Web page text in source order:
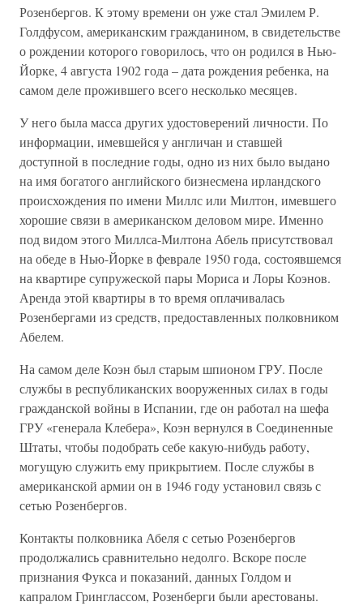
Розенбергов. К этому времени он уже стал Эмилем Р.
Голдфусом, американским гражданином, в свидетельстве
о рождении которого говорилось, что он родился в Нью-
Йорке, 4 августа 1902 года – дата рождения ребенка, на
самом деле прожившего всего несколько месяцев.
У него была масса других удостоверений личности. По
информации, имевшейся у англичан и ставшей
доступной в последние годы, одно из них было выдано
на имя богатого английского бизнесмена ирландского
происхождения по имени Миллс или Милтон, имевшего
хорошие связи в американском деловом мире. Именно
под видом этого Миллса-Милтона Абель присутствовал
на обеде в Нью-Йорке в феврале 1950 года, состоявшемся
на квартире супружеской пары Мориса и Лоры Коэнов.
Аренда этой квартиры в то время оплачивалась
Розенбергами из средств, предоставленных полковником
Абелем.
На самом деле Коэн был старым шпионом ГРУ. После
службы в республиканских вооруженных силах в годы
гражданской войны в Испании, где он работал на шефа
ГРУ «генерала Клебера», Коэн вернулся в Соединенные
Штаты, чтобы подобрать себе какую-нибудь работу,
могущую служить ему прикрытием. После службы в
американской армии он в 1946 году установил связь с
сетью Розенбергов.
Контакты полковника Абеля с сетью Розенбергов
продолжались сравнительно недолго. Вскоре после
признания Фукса и показаний, данных Голдом и
капралом Гринглассом, Розенберги были арестованы.